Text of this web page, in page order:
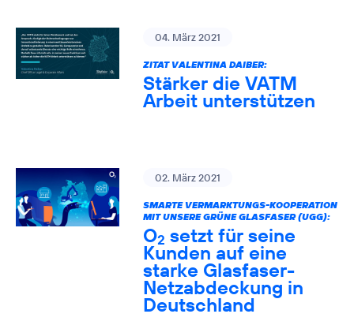
04. März 2021
ZITAT VALENTINA DAIBER:
Stärker die VATM
Arbeit unterstützen
02. März 2021
SMARTE VERMARKTUNGS-KOOPERATION
MIT UNSERE GRÜNE GLASFASER (UGG):
O2 setzt für seine
Kunden auf eine
starke Glasfaser-
Netzabdeckung in
Deutschland